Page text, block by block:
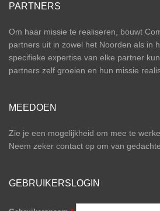
PARTNERS
Om haar missie te realiseren, bouwt
partners uit in zowel het Noorden als in
specifieke expertise van elke partner
partners zelf groeien en hun missie
MEEDOEN
Zie je een mogelijkheid om mee te
Neem zeker contact op om van
GEBRUIKERSLOGIN